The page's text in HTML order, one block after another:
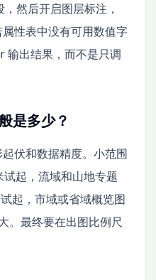
然后开启图层标注，
性表中没有可用数值字
输出结果，而不是只调
是多少？
伏和数据精度。小范围
起，流域和山地专题
起，市域或省域概览图
。最终要在出图比例尺